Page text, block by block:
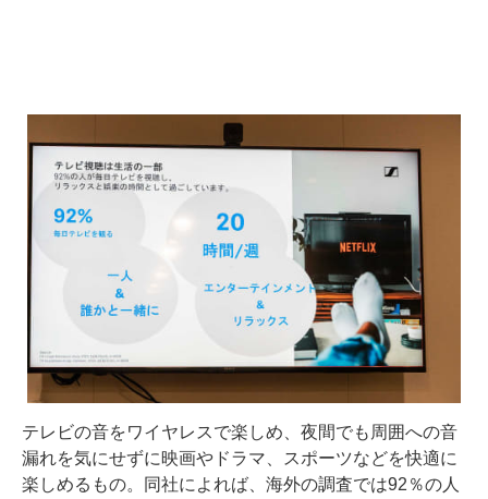
テレビの音をワイヤレスで楽しめ、夜間でも周囲への音
漏れを気にせずに映画やドラマ、スポーツなどを快適に
楽しめるもの。同社によれば、海外の調査では92％の人